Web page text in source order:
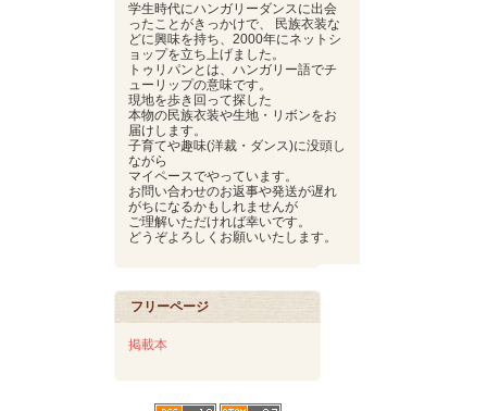
学生時代にハンガリーダンスに出会
ったことがきっかけで、 民族衣装な
どに興味を持ち、2000年にネットシ
ョップを立ち上げました。
トゥリパンとは、ハンガリー語でチ
ューリップの意味です。
現地を歩き回って探した
本物の民族衣装や生地・リボンをお
届けします。
子育てや趣味(洋裁・ダンス)に没頭し
ながら
マイペースでやっています。
お問い合わせのお返事や発送が遅れ
がちになるかもしれませんが
ご理解いただければ幸いです。
どうぞよろしくお願いいたします。
フリーページ
掲載本